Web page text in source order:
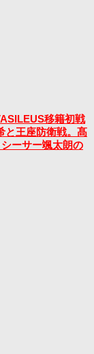
移籍初戦
と王座防衛戦。髙
ーサー颯太朗の